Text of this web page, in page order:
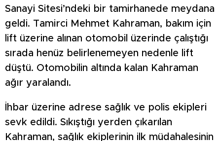
Sanayi Sitesi’ndeki bir tamirhanede meydana
geldi. Tamirci Mehmet Kahraman, bakım için
lift üzerine alınan otomobil üzerinde çalıştığı
sırada henüz belirlenemeyen nedenle lift
düştü. Otomobilin altında kalan Kahraman
ağır yaralandı.
İhbar üzerine adrese sağlık ve polis ekipleri
sevk edildi. Sıkıştığı yerden çıkarılan
Kahraman, sağlık ekiplerinin ilk müdahalesinin